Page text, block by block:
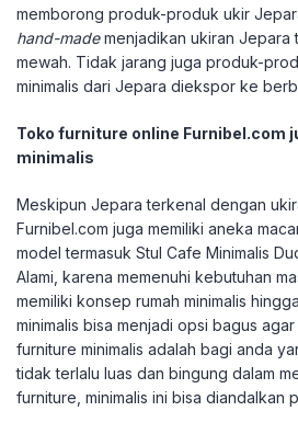
memborong produk-produk ukir
hand-mademenjadikan ukiran Jepara
mewah. Tidak jarang juga produk-
minimalis dari Jepara diekspor ke
Toko furniture online Furnibel.com
minimalis
Meskipun Jepara terkenal dengan
Furnibel.com juga memiliki aneka
model termasuk Stul Cafe Minimalis
Alami, karena memenuhi kebutuhan
memiliki konsep rumah minimalis
minimalis bisa menjadi opsi bagus
furniture minimalis adalah bagi anda
tidak terlalu luas dan bingung dalam
furniture, minimalis ini bisa diandalkan